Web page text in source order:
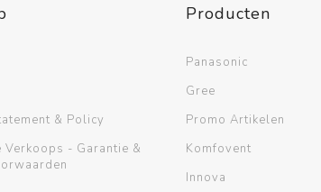
& Policy
Verkoops - Garantie &
Producten
Panasonic
Gree
Promo Artikelen
Komfovent
Innova